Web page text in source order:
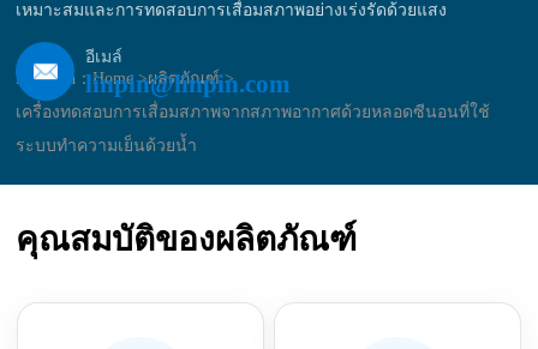
เหมาะสมและการทดสอบการเสื่อมสภาพอย่างเร่งรัดด้วยแสง
อีเมล์
linpin@linpin.com
Location：Home >ผลิตภัณฑ์ >
เครื่องทดสอบการเสื่อมสภาพจากสภาพอากาศด้วยหลอดซีนอนที่ใช้
ระบบทำความเย็นด้วยน้ำ
คุณสมบัติของผลิตภัณฑ์